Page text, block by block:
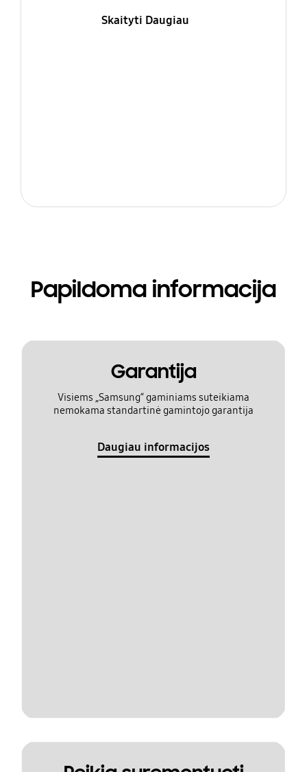
Skaityti Daugiau
Papildoma informacija
Garantija
Visiems „Samsung“ gaminiams suteikiama
nemokama standartinė gamintojo garantija
Daugiau informacijos